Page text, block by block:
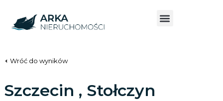
Wróć do wyników
Szczecin , Stołczyn